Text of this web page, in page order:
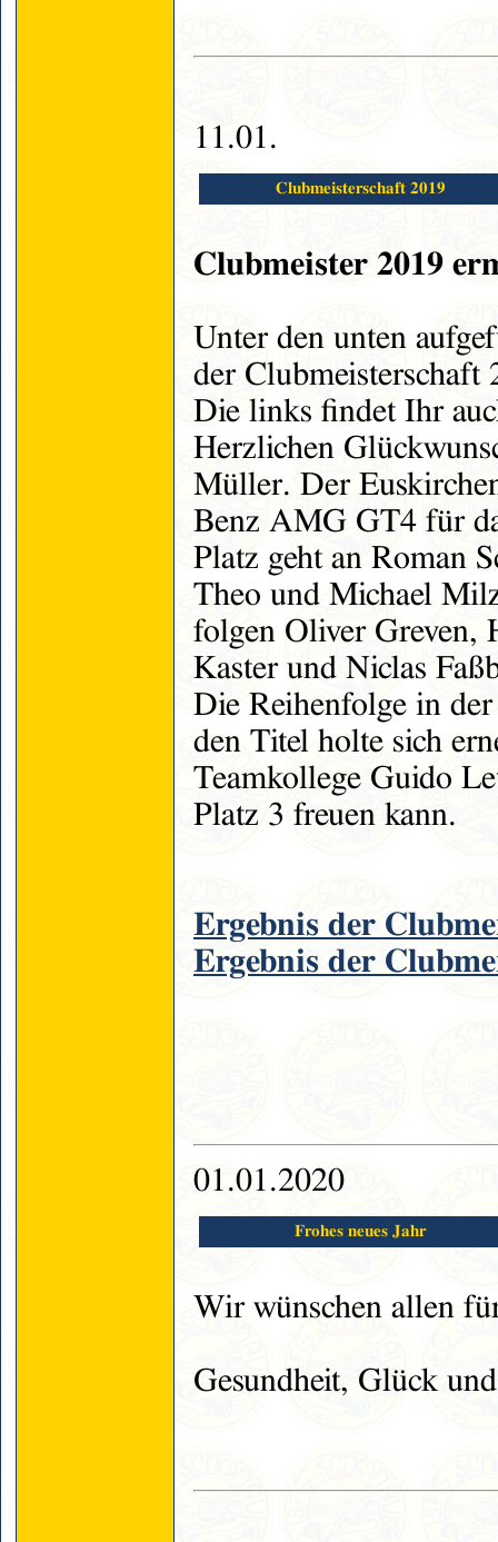
11.01.
Clubmeisterschaft 2019
Clubmeister 2019
Unter den unten
der Clubmeisterschaft
Die links findet Ihr
Herzlichen
Müller. Der
Benz AMG GT4 für
Platz geht an Roman
Theo und Michael
folgen Oliver Greven,
Kaster und Niclas
Die Reihenfolge in
den Titel holte sich
Teamkollege Guido
Platz 3 freuen kann.
Ergebnis der
Ergebnis der
01.01.2020
Frohes neues Jahr
Wir wünschen allen
Gesundheit, Glück